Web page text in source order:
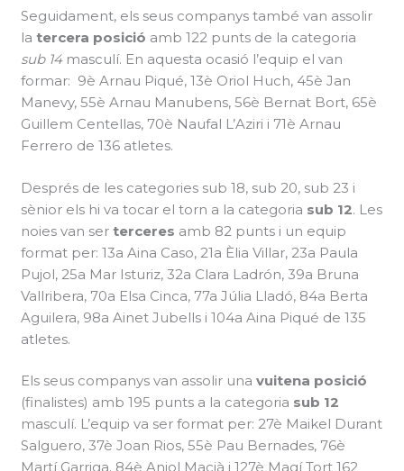
Seguidament, els seus companys també van assolir
latercera posició amb 122 punts de la categoria
sub 14 masculí. En aquesta ocasió l’equip el van
formar: 9è Arnau Piqué, 13è Oriol Huch, 45è Jan
Manevy, 55è Arnau Manubens, 56è Bernat Bort, 65è
Guillem Centellas, 70è Naufal L’Aziri i 71è Arnau
Ferrero de 136 atletes.
Després de les categories sub 18, sub 20, sub 23 i
sènior els hi va tocar el torn a la categoria sub 12. Les
noies van serterceres amb 82 punts i un equip
format per: 13a Aina Caso, 21a Èlia Villar, 23a Paula
Pujol, 25a Mar Isturiz, 32a Clara Ladrón, 39a Bruna
Vallribera, 70a Elsa Cinca, 77a Júlia Lladó, 84a Berta
Aguilera, 98a Ainet Jubells i 104a Aina Piqué de 135
atletes.
Els seus companys van assolir unavuitena posició
(finalistes) amb 195 punts a la categoria sub 12
masculí. L’equip va ser format per: 27è Maikel Durant
Salguero, 37è Joan Rios, 55è Pau Bernades, 76è
Martí Garriga. 84è Aniol Macià i 127è Magí Tort 162